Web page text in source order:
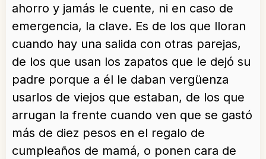
ahorro y jamás le cuente, ni en caso de
emergencia, la clave. Es de los que lloran
cuando hay una salida con otras parejas,
de los que usan los zapatos que le dejó su
padre porque a él le daban vergüenza
usarlos de viejos que estaban, de los que
arrugan la frente cuando ven que se gastó
más de diez pesos en el regalo de
cumpleaños de mamá, o ponen cara de